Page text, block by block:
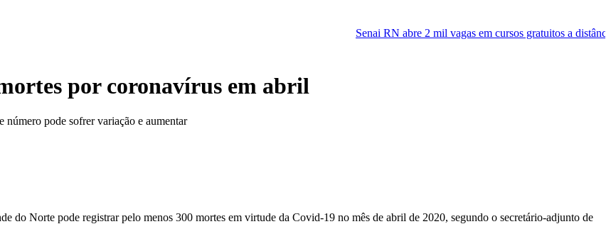
Senai RN abre 2 mil vagas em cursos gratuitos a distância; inscrições já
por coronavírus em abril
número pode sofrer variação e aumentar
do Norte pode registrar pelo menos 300 mortes em virtude da Covid-19 no mês de abril de 2020, segundo o secretário-adjunto de